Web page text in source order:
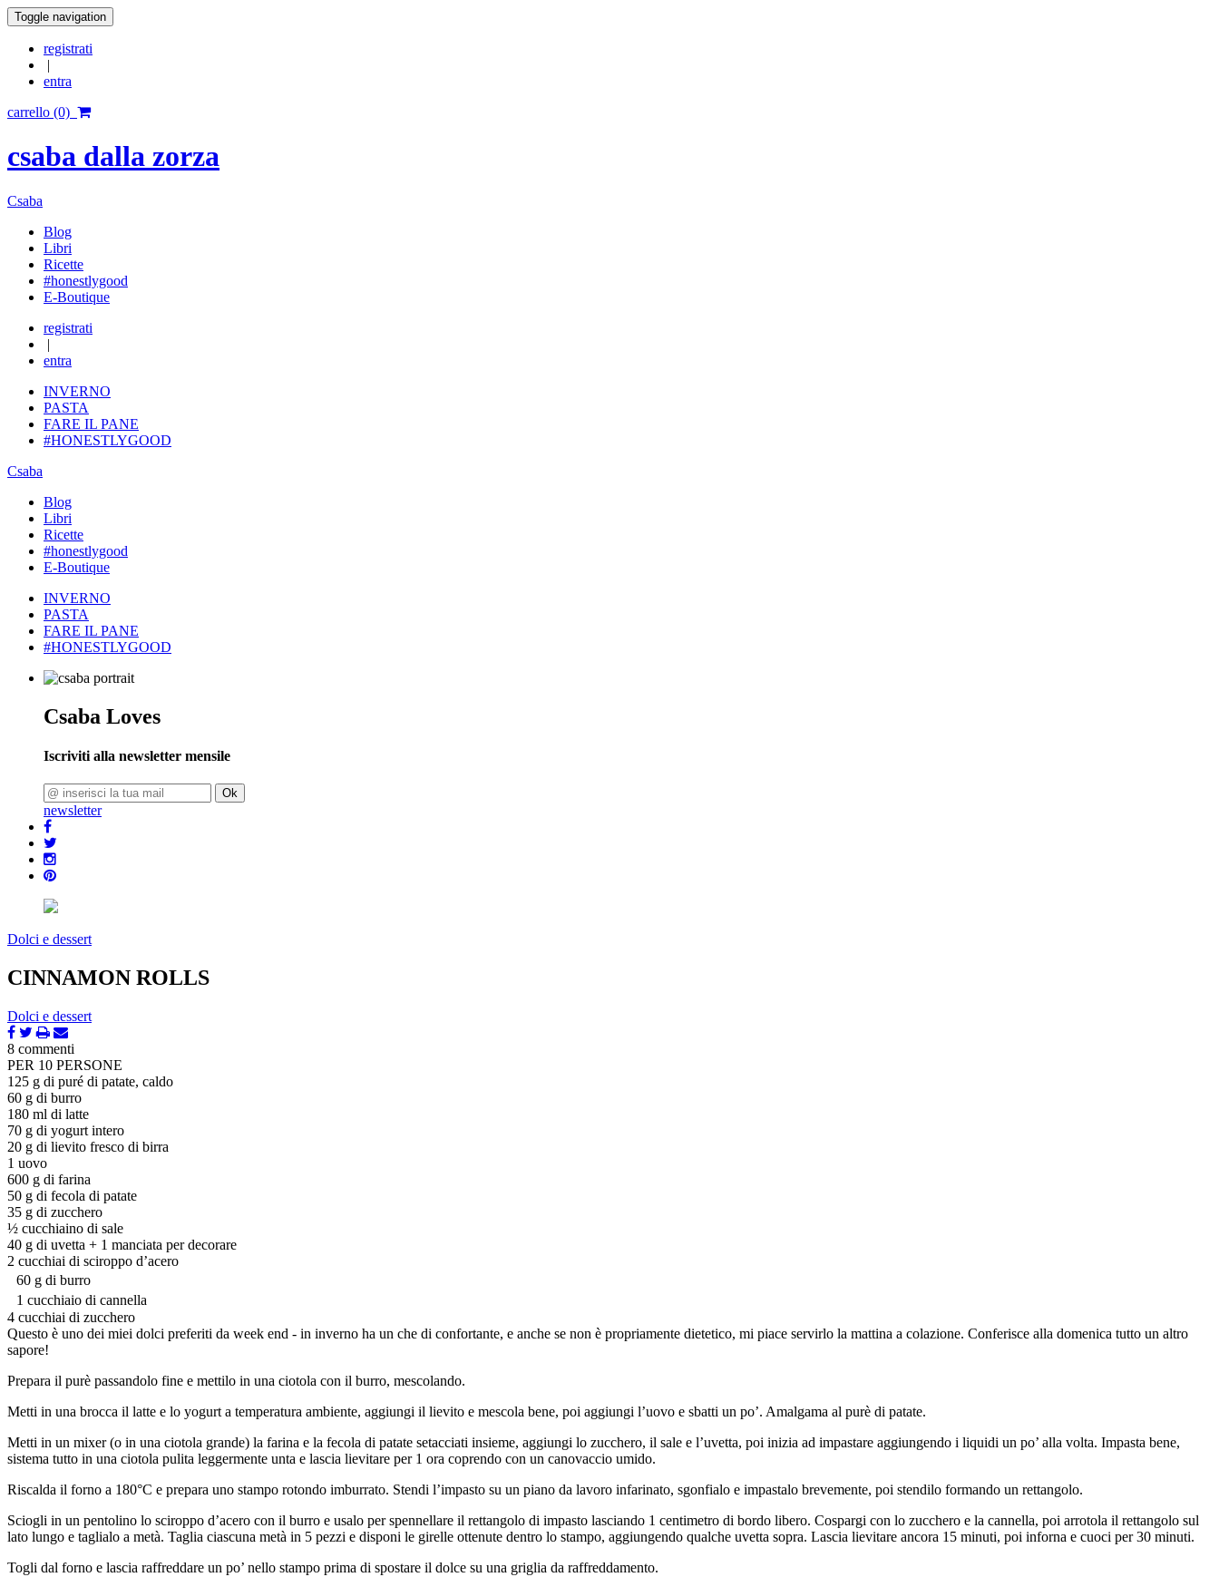
Toggle navigation
registrati
|
entra
carrello (0)
csaba dalla zorza
Csaba
Blog
Libri
Ricette
#honestlygood
E-Boutique
registrati
|
entra
INVERNO
PASTA
FARE IL PANE
#HONESTLYGOOD
Csaba
Blog
Libri
Ricette
#honestlygood
E-Boutique
INVERNO
PASTA
FARE IL PANE
#HONESTLYGOOD
Csaba Loves
Iscriviti alla newsletter mensile
Ok
newsletter
Dolci e dessert
CINNAMON ROLLS
Dolci e dessert
8 commenti
PER 10 PERSONE
125 g di puré di patate, caldo
60 g di burro
180 ml di latte
70 g di yogurt intero
20 g di lievito fresco di birra
1 uovo
600 g di farina
50 g di fecola di patate
35 g di zucchero
½ cucchiaino di sale
40 g di uvetta + 1 manciata per decorare
2 cucchiai di sciroppo d’acero
60 g di burro
1 cucchiaio di cannella
4 cucchiai di zucchero
Questo è uno dei miei dolci preferiti da week end - in inverno ha un che di confortante, e anche se non è propriamente dietetico, mi piace servirlo la mattina a colazione. Conferisce alla domenica tutto un altro
sapore!
Prepara il purè passandolo fine e mettilo in una ciotola con il burro, mescolando.
Metti in una brocca il latte e lo yogurt a temperatura ambiente, aggiungi il lievito e mescola bene, poi aggiungi l’uovo e sbatti un po’. Amalgama al purè di patate.
Metti in un mixer (o in una ciotola grande) la farina e la fecola di patate setacciati insieme, aggiungi lo zucchero, il sale e l’uvetta, poi inizia ad impastare aggiungendo i liquidi un po’ alla volta. Impasta bene,
sistema tutto in una ciotola pulita leggermente unta e lascia lievitare per 1 ora coprendo con un canovaccio umido.
Riscalda il forno a 180°C e prepara uno stampo rotondo imburrato. Stendi l’impasto su un piano da lavoro infarinato, sgonfialo e impastalo brevemente, poi stendilo formando un rettangolo.
Sciogli in un pentolino lo sciroppo d’acero con il burro e usalo per spennellare il rettangolo di impasto lasciando 1 centimetro di bordo libero. Cospargi con lo zucchero e la cannella, poi arrotola il rettangolo sul
lato lungo e taglialo a metà. Taglia ciascuna metà in 5 pezzi e disponi le girelle ottenute dentro lo stampo, aggiungendo qualche uvetta sopra. Lascia lievitare ancora 15 minuti, poi inforna e cuoci per 30 minuti.
Togli dal forno e lascia raffreddare un po’ nello stampo prima di spostare il dolce su una griglia da raffreddamento.